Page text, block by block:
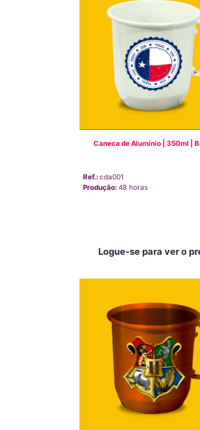
Caneca de Alumínio | 350ml |
Ref.:cda001
Produção:48 horas
Logue-se para ver o